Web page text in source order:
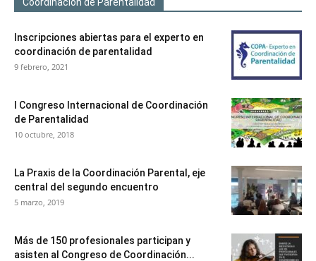
Inscripciones abiertas para el experto en
coordinación de parentalidad
9 febrero, 2021
I Congreso Internacional de Coordinación
de Parentalidad
10 octubre, 2018
La Praxis de la Coordinación Parental, eje
central del segundo encuentro
5 marzo, 2019
Más de 150 profesionales participan y
asisten al Congreso de Coordinación...